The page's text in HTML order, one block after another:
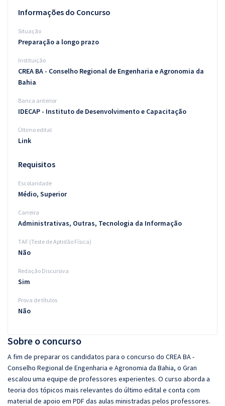
Blog
Aprovados
Sobre o concurso
A fim de preparar os candidatos para o concurso do CREA BA -
Conselho Regional de Engenharia e Agronomia da Bahia, o Gran
escalou uma equipe de professores experientes. O curso aborda a
teoria dos tópicos mais relevantes do último edital e conta com
material de apoio em PDF das aulas ministradas pelos professores.
Informações do Concurso
Situação
Preparação a longo prazo
Instituição
CREA BA - Conselho Regional de Engenharia e Agronomia da
Bahia
Banca anterior
IDECAP - Instituto de Desenvolvimento e Capacitação
Último edital
Link
Requisitos
Escolaridade
Médio, Superior
Carreira
Administrativas, Outras, Tecnologia da Informação
TAF (Teste de Aptidão Física)
Não
Redação Discursiva
Sim
Prova de títulos
Não